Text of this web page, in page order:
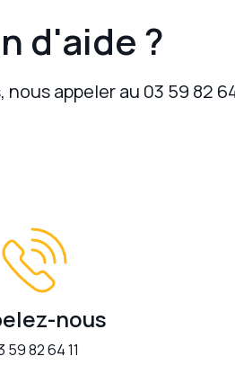
d'aide ?
appeler au 03 59 82
nous
59 82 64 11